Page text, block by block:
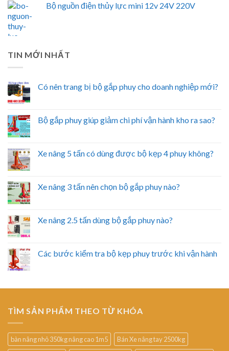
Bộ nguồn điện thủy lực mini 12v 24V 220V
TIN MỚI NHẤT
Có nên trang bị bộ gắp phuy cho doanh nghiệp mới?
Bộ gắp phuy giúp giảm chi phí vận hành kho ra sao?
Xe nâng 5 tấn có dùng được bộ kẹp 4 phuy không?
Xe nâng 3 tấn nên chọn bộ gắp phuy nào?
Xe nâng 2.5 tấn dùng bộ gắp phuy nào?
Các bước kiểm tra bộ kẹp phuy trước khi vận hành
TÌM SẢN PHẨM THEO TỪ KHÓA
bàn nâng nhỏ 350kg nâng cao 1m5
Bán Xe nâng tay 2500kg